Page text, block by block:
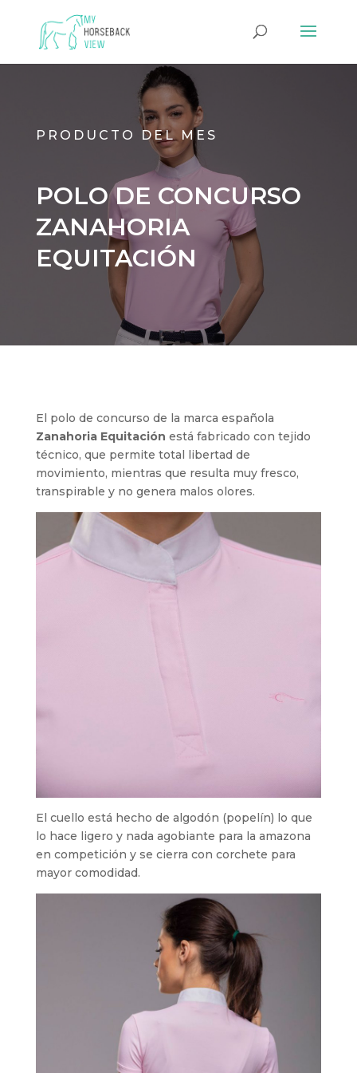
PRODUCTO DEL MES
POLO DE CONCURSO
ZANAHORIA
EQUITACIÓN
El polo de concurso de la marca española
Zanahoria Equitación está fabricado con tejido
técnico, que permite total libertad de
movimiento, mientras que resulta muy fresco,
transpirable y no genera malos olores.
El cuello está hecho de algodón (popelín) lo que
lo hace ligero y nada agobiante para la amazona
en competición y se cierra con corchete para
mayor comodidad.